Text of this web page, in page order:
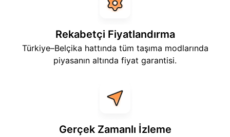
Rekabetçi Fiyatlandırma
Türkiye–Belçika hattında tüm taşıma modlarında
piyasanın altında fiyat garantisi.
Gerçek Zamanlı İzleme